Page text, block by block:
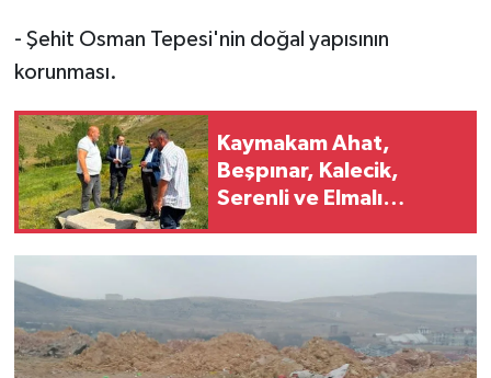
- Şehit Osman Tepesi'nin doğal yapısının
korunması.
Kaymakam Ahat,
Beşpınar, Kalecik,
Serenli ve Elmalı